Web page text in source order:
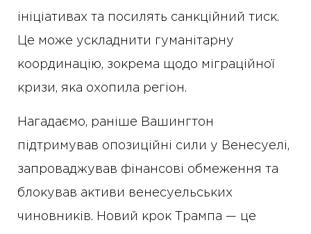
ініціативах та посилять санкційний тиск.
Це може ускладнити гуманітарну
координацію, зокрема щодо міграційної
кризи, яка охопила регіон.
Нагадаємо, раніше Вашингтон
підтримував опозиційні сили у Венесуелі,
запроваджував фінансові обмеження та
блокував активи венесуельських
чиновників. Новий крок Трампа — це